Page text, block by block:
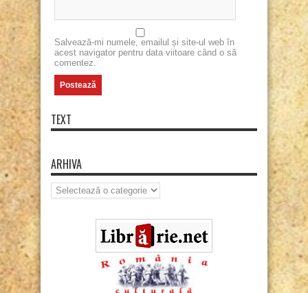
Salvează-mi numele, emailul și site-ul web în
acest navigator pentru data viitoare când o să
comentez.
TEXT
ARHIVA
Arhiva